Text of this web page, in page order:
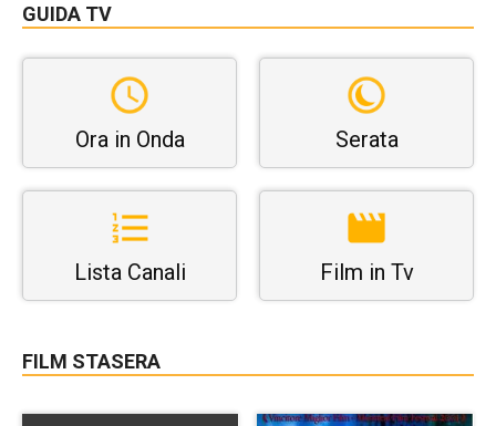
GUIDA TV
Ora in Onda Serata
Lista Canali Film in Tv
FILM STASERA